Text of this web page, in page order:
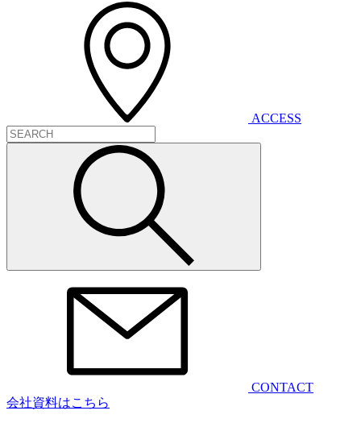
ACCESS
CONTACT
会社資料はこちら